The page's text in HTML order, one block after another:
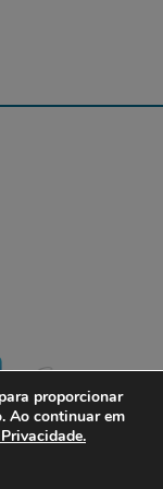
proporcionar
Ao continuar em